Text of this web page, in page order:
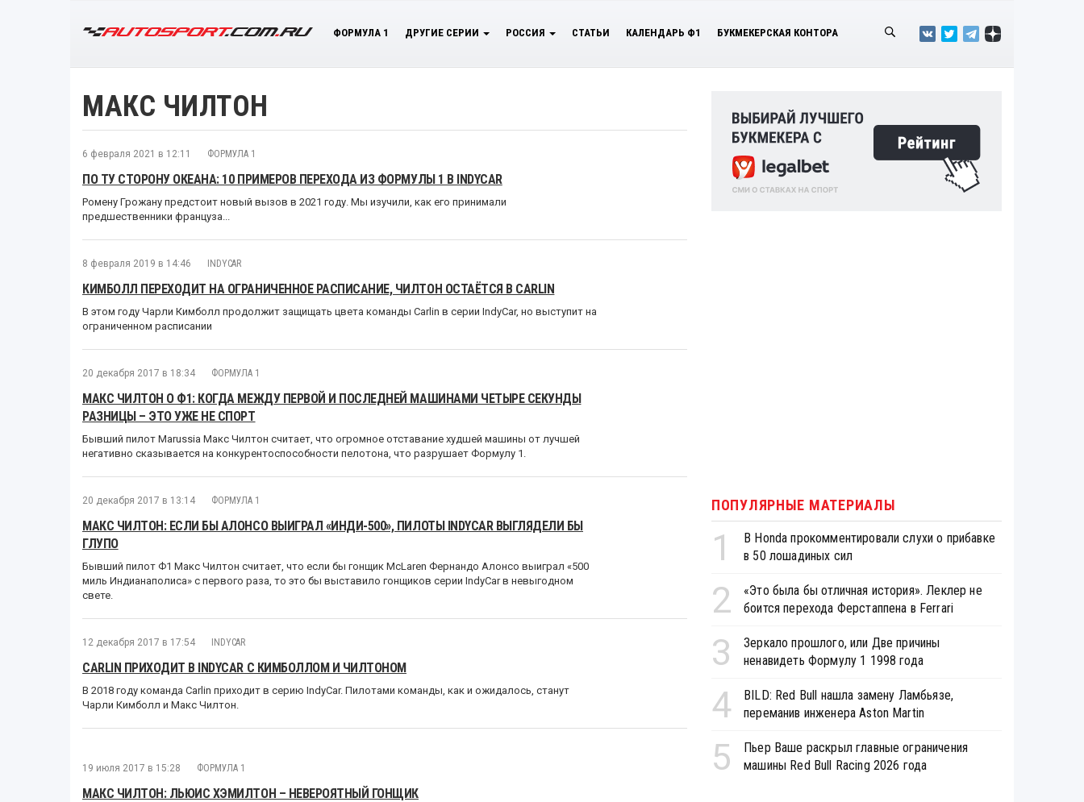
ФОРМУЛА 1 ДРУГИЕ СЕРИИ РОССИЯ СТАТЬИ КАЛЕНДАРЬ Ф1 БУКМЕКЕРСКАЯ КОНТОРА
МАКС ЧИЛТОН
6 февраля 2021 в 12:11 ФОРМУЛА 1
ПО ТУ СТОРОНУ ОКЕАНА: 10 ПРИМЕРОВ ПЕРЕХОДА ИЗ ФОРМУЛЫ 1 В INDYCAR
Ромену Грожану предстоит новый вызов в 2021 году. Мы изучили, как его принимали
предшественники француза...
8 февраля 2019 в 14:46 INDYCAR
КИМБОЛЛ ПЕРЕХОДИТ НА ОГРАНИЧЕННОЕ РАСПИСАНИЕ, ЧИЛТОН ОСТАЁТСЯ В CARLIN
В этом году Чарли Кимболл продолжит защищать цвета команды Carlin в серии IndyCar, но выступит на
ограниченном расписании
20 декабря 2017 в 18:34 ФОРМУЛА 1
МАКС ЧИЛТОН О Ф1: КОГДА МЕЖДУ ПЕРВОЙ И ПОСЛЕДНЕЙ МАШИНАМИ ЧЕТЫРЕ СЕКУНДЫ
РАЗНИЦЫ – ЭТО УЖЕ НЕ СПОРТ
Бывший пилот Marussia Макс Чилтон считает, что огромное отставание худшей машины от лучшей
негативно сказывается на конкурентоспособности пелотона, что разрушает Формулу 1.
20 декабря 2017 в 13:14 ФОРМУЛА 1
МАКС ЧИЛТОН: ЕСЛИ БЫ АЛОНСО ВЫИГРАЛ «ИНДИ-500», ПИЛОТЫ INDYCAR ВЫГЛЯДЕЛИ БЫ
ГЛУПО
Бывший пилот Ф1 Макс Чилтон считает, что если бы гонщик McLaren Фернандо Алонсо выиграл «500
миль Индианаполиса» с первого раза, то это бы выставило гонщиков серии IndyCar в невыгодном
свете.
12 декабря 2017 в 17:54 INDYCAR
CARLIN ПРИХОДИТ В INDYCAR С КИМБОЛЛОМ И ЧИЛТОНОМ
В 2018 году команда Carlin приходит в серию IndyCar. Пилотами команды, как и ожидалось, станут
Чарли Кимболл и Макс Чилтон.
19 июля 2017 в 15:28 ФОРМУЛА 1
МАКС ЧИЛТОН: ЛЬЮИС ХЭМИЛТОН – НЕВЕРОЯТНЫЙ ГОНЩИК
ПОПУЛЯРНЫЕ МАТЕРИАЛЫ
1
В Honda прокомментировали слухи о прибавке
в 50 лошадиных сил
2
«Это была бы отличная история». Леклер не
боится перехода Ферстаппена в Ferrari
3
Зеркало прошлого, или Две причины
ненавидеть Формулу 1 1998 года
4
BILD: Red Bull нашла замену Ламбьязе,
переманив инженера Aston Martin
5
Пьер Ваше раскрыл главные ограничения
машины Red Bull Racing 2026 года